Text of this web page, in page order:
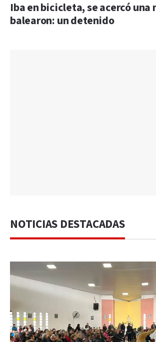
Iba en bicicleta, se acercó una
balearon: un detenido
NOTICIAS DESTACADAS